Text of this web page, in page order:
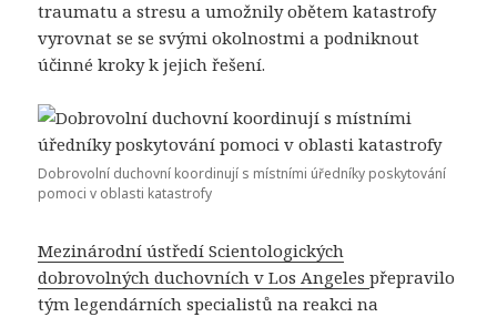
traumatu a stresu a umožnily obětem katastrofy
vyrovnat se se svými okolnostmi a podniknout
účinné kroky k jejich řešení.
Dobrovolní duchovní koordinují s místními úředníky poskytování
pomoci v oblasti katastrofy
Mezinárodní ústředí Scientologických
dobrovolných duchovních v Los Angelespřepravilo
tým legendárních specialistů na reakci na